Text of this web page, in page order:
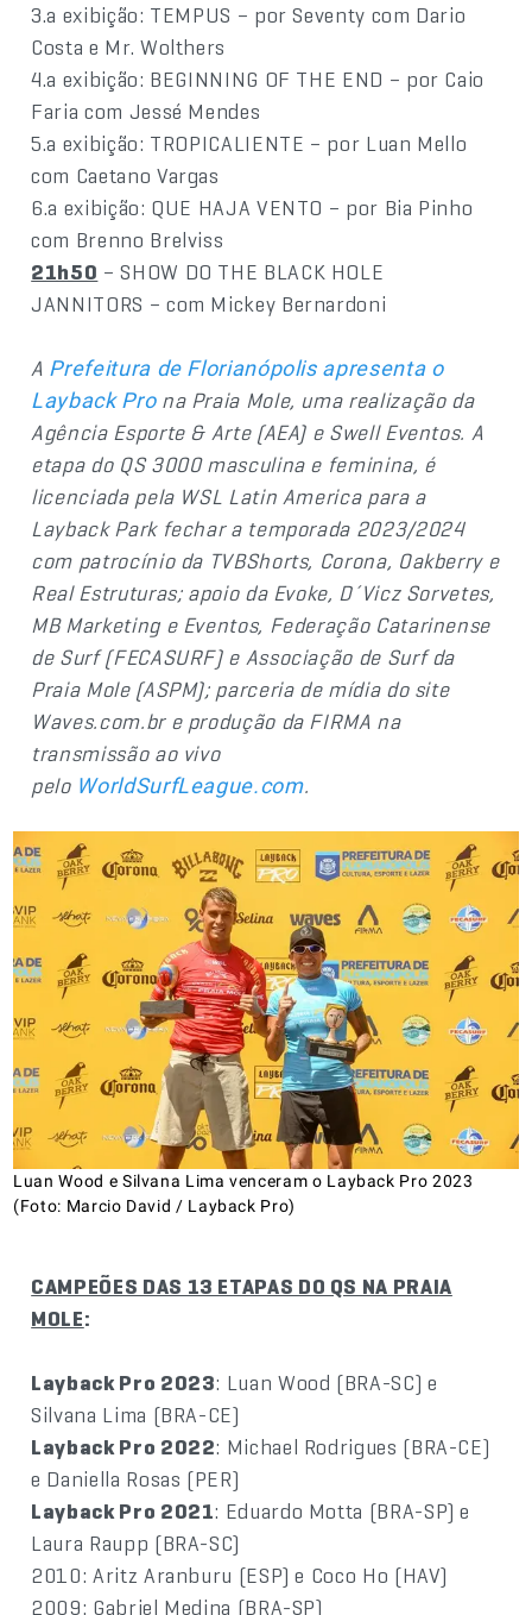
3.a exibição: TEMPUS – por Seventy com Dario
Costa e Mr. Wolthers
4.a exibição: BEGINNING OF THE END – por Caio
Faria com Jessé Mendes
5.a exibição: TROPICALIENTE – por Luan Mello
com Caetano Vargas
6.a exibição: QUE HAJA VENTO – por Bia Pinho
com Brenno Brelviss
21h50 – SHOW DO THE BLACK HOLE
JANNITORS – com Mickey Bernardoni
A Prefeitura de Florianópolis apresenta o
Layback Prona Praia Mole, uma realização da
Agência Esporte & Arte (AEA) e Swell Eventos. A
etapa do QS 3000 masculina e feminina, é
licenciada pela WSL Latin America para a
Layback Park fechar a temporada 2023/2024
com patrocínio da TVBShorts, Corona, Oakberry e
Real Estruturas; apoio da Evoke, D´Vicz Sorvetes,
MB Marketing e Eventos, Federação Catarinense
de Surf (FECASURF) e Associação de Surf da
Praia Mole (ASPM); parceria de mídia do site
Waves.com.br e produção da FIRMA na
transmissão ao vivo
pelo WorldSurfLeague.com.
Luan Wood e Silvana Lima venceram o Layback Pro 2023
(Foto: Marcio David / Layback Pro)
CAMPEÕES DAS 13 ETAPAS DO QS NA PRAIA
MOLE:
Layback Pro 2023: Luan Wood (BRA-SC) e
Silvana Lima (BRA-CE)
Layback Pro 2022: Michael Rodrigues (BRA-CE)
e Daniella Rosas (PER)
Layback Pro 2021: Eduardo Motta (BRA-SP) e
Laura Raupp (BRA-SC)
2010: Aritz Aranburu (ESP) e Coco Ho (HAV)
2009: Gabriel Medina (BRA-SP)